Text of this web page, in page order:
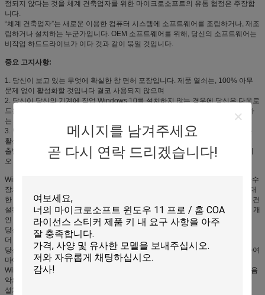
메시지를 남겨주세요
곧 다시 연락 드리겠습니다!
정되지 않다는 것을 체계 건축업자를 위한 마이크로소프트의 유통 협정은 주장합
니다.
“체계 건축업자”는 새로운 이용한 컴퓨터 시스템에 소프트웨어를 조립하거나, 재조
립하거나 설치하는 누군가입니다. OEM 소프트웨어를 위해, 당신의 소프트웨어는
비작업 하드드라이브가 이다 것과 같이 묶일 것입니다.
중요 고지사항:
1. 당신이 보고 있는 무엇에 확실한 창 면허 포장입니다. 제품 열쇠는, 100% 아무
문제 없이 활성화할 것입니다 결코 사용되지 않으며
2. 당신이 당신의 기계에 직업 Windows 10를 설치하지 않는 경우에 당신은 다운로
드를 공식적인 MS 웹사이트에서 매체 창조 공구 필요로 하고 Windows를 설치하
는 끝내는 체제 지시의 나머지를 따릅니다.
3. 당신이 이미 설치하는 경우에 당신의 기계에 직업 Windows 10는 다만 그것을
활성화할 필요가 있습니다:
출발 단추를 선정하고십시오, 그 후에 조정 > 갱신 & 안전 > 활성화를 선정하십시
오
Windows 10는 것을 만들기에 있는 당신의 파트너 일어납니다입니다. 재료를 다수
장치의 맞은편에 조차 끝내는 더 빠른 개시, 친구 그러나 확장한 시작 메뉴 및 중대
한 새로운 방법을 얻으십시오. 당신은 또한 온라인 활동을 위해, Cortana 플러스 건
설된 새로운 브라우저 같이 혁신적인 특징을, 당신의 일의 맞은편에 당신을 돕는 개
인 휴대용 정보 단말기 사랑할 것입니다.
당신의 마음에 드는 것에 순간 접근을 위한 친밀한 확장된 시작 메뉴
더 많은 것을 빠르고, 매끄러운 그리고 사용 당신은 이미 있는 무슨이의
당신의 자신의 디지털 방식으로 조수, Cortana, 당신이 것을 끝낼 것을 돕기 위하여
마이크로소프트 가장자리, 웹 일에게 당신의 방법을 하는 새로운 브라우저
Windows 상점에 있는 중대한 자유로운 급여받는 앱스, 게임, 영화, 텔레비젼 및 음
악의 제비
설치되는 제일 게임, 도표 및 Xbox를 가진 서사시 도박